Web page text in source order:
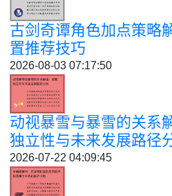
古剑奇谭角色加点策略
置推荐技巧
2026-08-03 07:17:50
动视暴雪与暴雪的关系
独立性与未来发展路径
2026-07-22 04:09:45